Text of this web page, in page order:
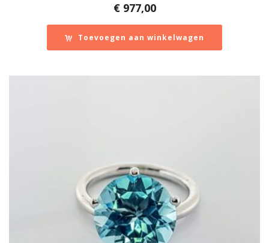
€977,00
Toevoegen aan winkelwagen